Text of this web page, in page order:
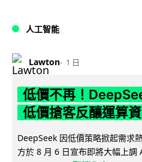
人工智能
Lawton 1 日
低價不再！
低價搶客反釀運算
DeepSeek 因低價策略掀起需求
方於 8 月 6 日宣布即將大幅上調